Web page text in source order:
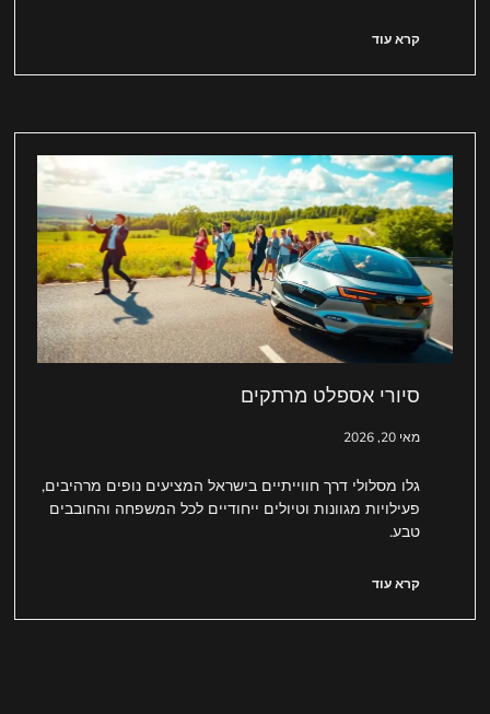
קרא עוד
סיורי אספלט מרתקים
מאי 20, 2026
גלו מסלולי דרך חווייתיים בישראל המציעים נופים מרהיבים,
פעילויות מגוונות וטיולים ייחודיים לכל המשפחה והחובבים
טבע.
קרא עוד